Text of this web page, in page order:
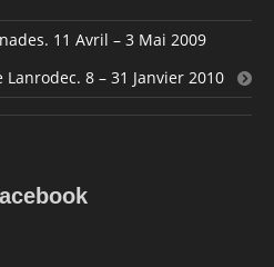
11 Avril – 3 Mai 2009
Lanrodec. 8 – 31 Janvier 2010